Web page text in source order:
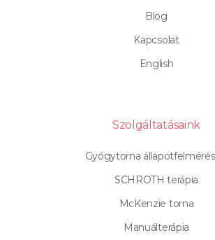
Blog
Kapcsolat
English
Szolgáltatásaink
Gyógytorna
SCHROTH terápia
McKenzie torna
Manuálterápia